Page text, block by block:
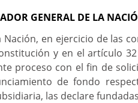
GENERAL DE LA
en ejercicio de las
y en el artículo
proceso con el fin de
de fondo
las declare